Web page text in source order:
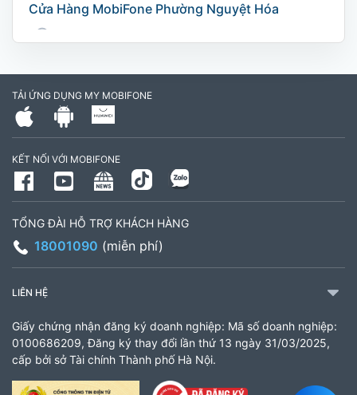
Cửa Hàng MobiFone Phường Nguyệt Hóa
795497999
Giờ làm việc: Thứ 2 đến Thứ 6: Sáng 07:30 -
11:00 Chiều 13:30 đến 17:30 Thứ 7: Sáng 08:00
- 11:30 chiều 13:00 đến 17:00
CH 21B Ba La (CH 16 Ba La)
903460846
Giờ làm việc: 8:00 - 18:00
TẢI ỨNG DỤNG MY MOBIFONE
KẾT NỐI VỚI MOBIFONE
TỔNG ĐÀI HỖ TRỢ KHÁCH HÀNG
18001090 (miễn phí)
LIÊN HỆ
Giấy chứng nhận đăng ký doanh nghiệp: Mã số doanh nghiệp:
0100686209, Đăng ký thay đổi lần thứ 13 ngày 31/03/2025,
cấp bởi sở Tài chính Thành phố Hà Nội.